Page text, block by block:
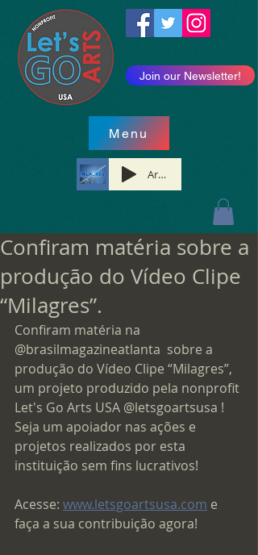
Join our Newsletter!
Menu
Artist Name
Confiram matéria sobre a
produção do Vídeo Clipe
“Milagres”.
Confiram matéria na
@brasilmagazineatlanta  sobre a
produção do Vídeo Clipe “Milagres”,
um projeto produzido pela nonprofit
Let's Go Arts USA @letsgoartsusa !
Seja um apoiador nas ações e
projetos realizados por esta
instituição sem fins lucrativos!
Acesse: www.letsgoartsusa.com e
faça a sua contribuição agora!